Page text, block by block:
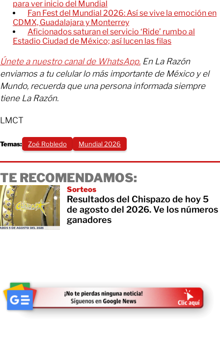
para ver inicio del Mundial
Fan Fest del Mundial 2026: Así se vive la emoción en
CDMX, Guadalajara y Monterrey
Aficionados saturan el servicio ‘Ride’ rumbo al
Estadio Ciudad de México; así lucen las filas
Únete a nuestro canal de WhatsApp. En La Razón
enviamos a tu celular lo más importante de México y el
Mundo, recuerda que una persona informada siempre
tiene La Razón.
LMCT
Temas: Zoé Robledo Mundial 2026
TE RECOMENDAMOS:
Sorteos
Resultados del Chispazo de hoy 5
de agosto del 2026. Ve los números
ganadores